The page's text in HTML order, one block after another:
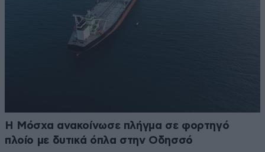
Η Μόσχα ανακοίνωσε πλήγμα σε φορτηγό
πλοίο με δυτικά όπλα στην Οδησσό